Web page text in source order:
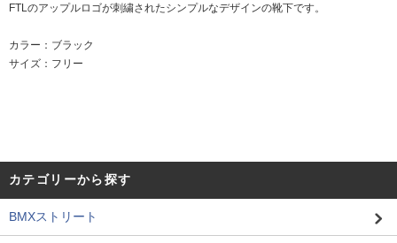
FTLのアップルロゴが刺繍されたシンプルなデザインの靴下です。
カラー：ブラック
サイズ：フリー
カテゴリーから探す
BMXストリート